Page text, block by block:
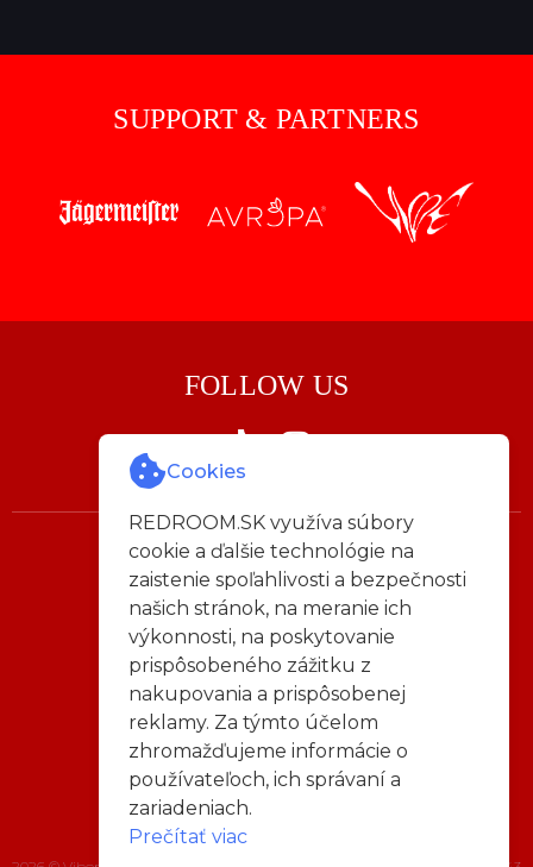
Cookies
REDROOM.SK využíva súbory
cookie a ďalšie technológie na
zaistenie spoľahlivosti a bezpečnosti
našich stránok, na meranie ich
výkonnosti, na poskytovanie
prispôsobeného zážitku z
nakupovania a prispôsobenej
reklamy. Za týmto účelom
zhromažďujeme informácie o
používateľoch, ich správaní a
zariadeniach.
Prečítať viac
SUPPORT & PARTNERS
FOLLOW US
Napíš nám:
info@redroom.sk
Všeobecné obchodné podmienky
Reklamačný poriadok
Pravidlá ochrana osobných údajov
Odstúpenie od zmluvy
Reklamačný formulár